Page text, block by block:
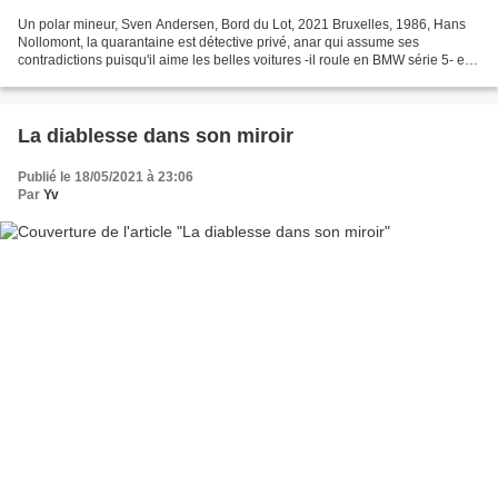
Un polar mineur, Sven Andersen, Bord du Lot, 2021 Bruxelles, 1986, Hans
Nollomont, la quarantaine est détective privé, anar qui assume ses
contradictions puisqu'il aime les belles voitures -il roule en BMW série 5- et
La diablesse dans son miroir
Publié le 18/05/2021 à 23:06
Par Yv